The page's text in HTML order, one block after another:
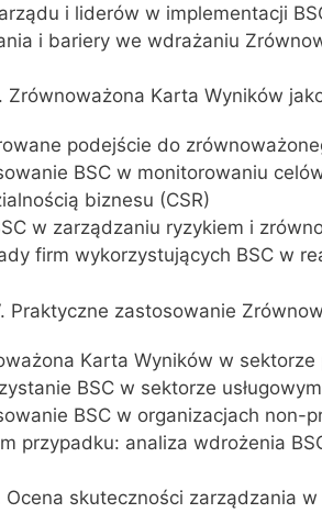
i liderów w implementacji
i bariery we wdrażaniu
Zrównoważona Karta Wyników
podejście do
BSC w monitorowaniu
biznesu (CSR)
w zarządzaniu ryzykiem i
firm wykorzystujących BSC w
Praktyczne zastosowanie
Karta Wyników w sektorze
BSC w sektorze usługowym
BSC w organizacjach non-
przypadku: analiza wdrożenia
Ocena skuteczności zarządzania